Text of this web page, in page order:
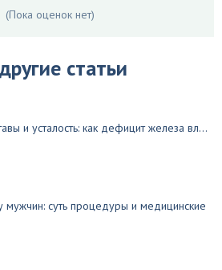
(Пока оценок нет)
статьи
и усталость: как дефицит железа вл...
мужчин: суть процедуры и медицинские